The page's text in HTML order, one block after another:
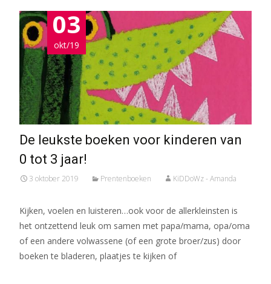
03
okt/19
De leukste boeken voor kinderen van
0 tot 3 jaar!
3 oktober 2019 Prentenboeken KiDDoWz - Amanda
Kijken, voelen en luisteren…ook voor de allerkleinsten is
het ontzettend leuk om samen met papa/mama, opa/oma
of een andere volwassene (of een grote broer/zus) door
boeken te bladeren, plaatjes te kijken of